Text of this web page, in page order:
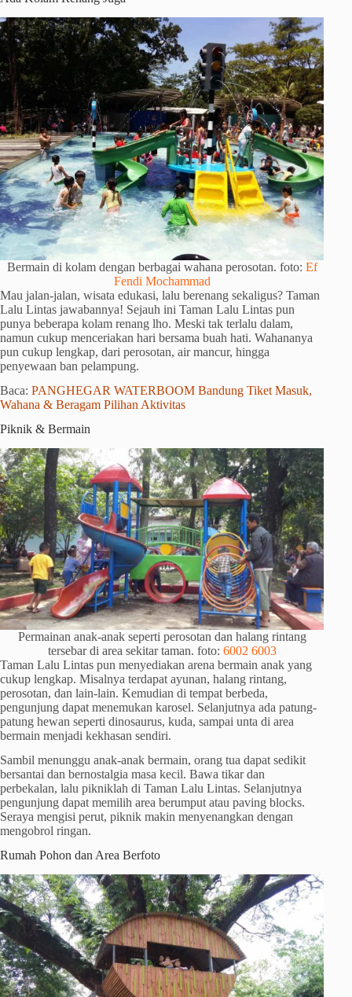
Bermain di kolam dengan berbagai wahana perosotan. foto: Ef
Fendi Mochammad
Mau jalan-jalan, wisata edukasi, lalu berenang sekaligus? Taman
Lalu Lintas jawabannya! Sejauh ini Taman Lalu Lintas pun
punya beberapa kolam renang lho. Meski tak terlalu dalam,
namun cukup menceriakan hari bersama buah hati. Wahananya
pun cukup lengkap, dari perosotan, air mancur, hingga
penyewaan ban pelampung.
Baca: PANGHEGAR WATERBOOM Bandung Tiket Masuk,
Wahana & Beragam Pilihan Aktivitas
Piknik & Bermain
Permainan anak-anak seperti perosotan dan halang rintang
tersebar di area sekitar taman. foto: 6002 6003
Taman Lalu Lintas pun menyediakan arena bermain anak yang
cukup lengkap. Misalnya terdapat ayunan, halang rintang,
perosotan, dan lain-lain. Kemudian di tempat berbeda,
pengunjung dapat menemukan karosel. Selanjutnya ada patung-
patung hewan seperti dinosaurus, kuda, sampai unta di area
bermain menjadi kekhasan sendiri.
Sambil menunggu anak-anak bermain, orang tua dapat sedikit
bersantai dan bernostalgia masa kecil. Bawa tikar dan
perbekalan, lalu pikniklah di Taman Lalu Lintas. Selanjutnya
pengunjung dapat memilih area berumput atau paving blocks.
Seraya mengisi perut, piknik makin menyenangkan dengan
mengobrol ringan.
Rumah Pohon dan Area Berfoto